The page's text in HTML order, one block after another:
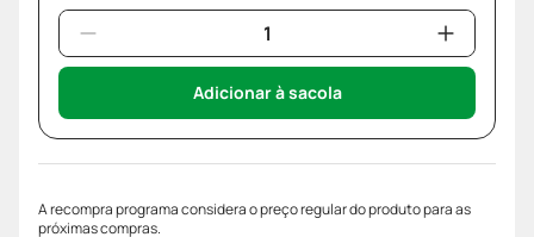
Adicionar à sacola
A recompra programa considera o preço regular do produto para as
próximas compras.